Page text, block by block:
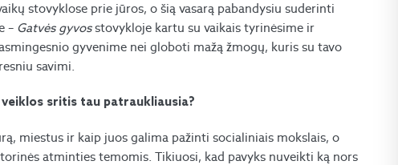
stovyklose prie jūros, o šią vasarą pabandysiu suderinti
– Gatvės gyvosstovykloje kartu su vaikais tyrinėsime ir
gyvenime nei globoti mažą žmogų, kuris su tavo
savimi.
sritis tau patraukliausia?
miestus ir kaip juos galima pažinti socialiniais mokslais, o
atminties temomis. Tikiuosi, kad pavyks nuveikti ką nors